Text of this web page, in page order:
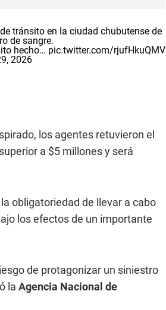
tránsito en la ciudad chubutense de
de sangre.
hecho… pic.twitter.com/rjufHkuQMV
2026
los agentes retuvieron el
a $5 millones y será
obligatoriedad de llevar a cabo
los efectos de un importante
de protagonizar un siniestro
la Agencia Nacional de